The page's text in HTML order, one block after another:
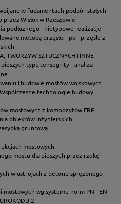
w fudamentach podpór stałych
Wisłok w Rzeszowie
podłużnego - nietypowe realizacje
metodą przęsło - po - przęśle z
TWORZYW SZTUCZNYCH I INNE
typu tensegrity - analiza
i budowie mostów wojskowych
technologie budowy
mostowych z kompozytów FRP
obiektów inżynierskich
gruntową
mostowych
mostu dla pieszych przez rzekę
w ustrojach z betonu sprężonego
mostowych wg systemu norm PN - EN
2